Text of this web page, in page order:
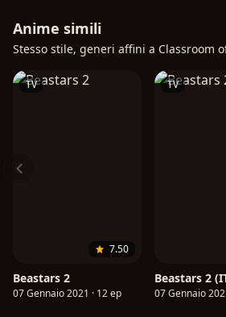
Anime simili
Stesso stile, generi affini a Classroom
TV
7.50
Beastars 2
07 Gennaio 2021 · 12 ep
TV
Beastars 2
07 Gennaio